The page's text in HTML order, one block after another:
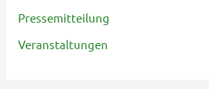
Pressemitteilung
Veranstaltungen